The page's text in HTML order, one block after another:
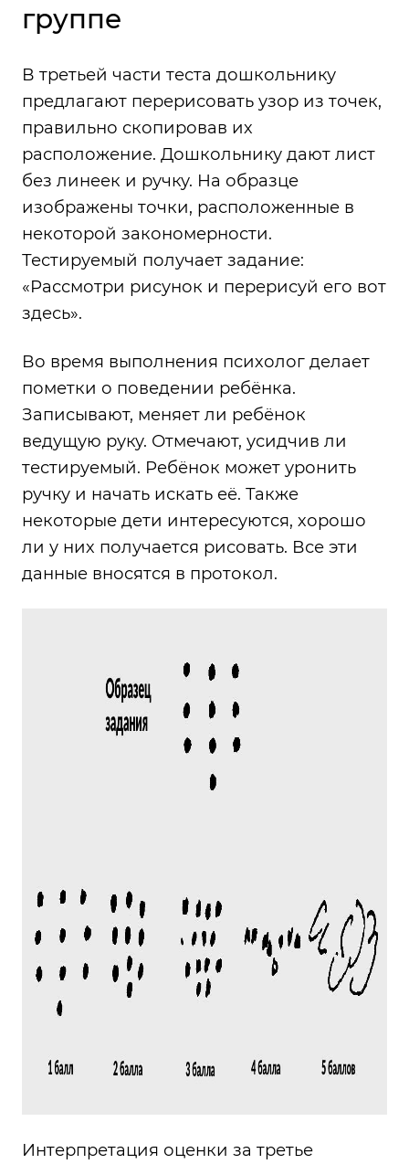
группе
В третьей части теста дошкольнику
предлагают перерисовать узор из точек,
правильно скопировав их
расположение. Дошкольнику дают лист
без линеек и ручку. На образце
изображены точки, расположенные в
некоторой закономерности.
Тестируемый получает задание:
«Рассмотри рисунок и перерисуй его вот
здесь».
Во время выполнения психолог делает
пометки о поведении ребёнка.
Записывают, меняет ли ребёнок
ведущую руку. Отмечают, усидчив ли
тестируемый. Ребёнок может уронить
ручку и начать искать её. Также
некоторые дети интересуются, хорошо
ли у них получается рисовать. Все эти
данные вносятся в протокол.
Интерпретация оценки за третье